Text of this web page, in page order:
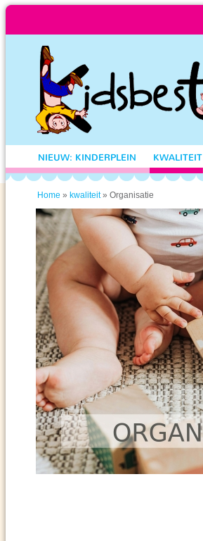
NIEUW: KINDERPLEIN KWALITEIT
Home » kwaliteit» Organisatie